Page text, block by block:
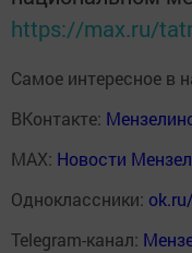
https://max.ru/
Самое интересное в
ВКонтакте:
MAX: Новости
Одноклассники:
Telegram-канал: